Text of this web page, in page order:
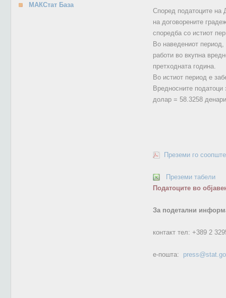
Според податоците на
на договорените
споредба со истиот
Во наведениот
работи во вкупна
претходната година.
Во истиот период е
Вредносните податоци
долар = 58.3258
Преземи го
Преземи табели
Податоците во
За подетални
контакт тел: +389 2
е-пошта:
МАКСтат База